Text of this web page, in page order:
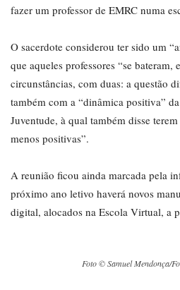
fazer um professor de EMRC numa
O sacerdote considerou ter sido um
que aqueles professores “se bateram,
circunstâncias, com duas: a questão
também com a “dinâmica positiva”
Juventude, à qual também disse
menos positivas”.
A reunião ficou ainda marcada pela
próximo ano letivo haverá novos
digital, alocados na Escola Virtual, a
Foto © Samuel Mendonça/